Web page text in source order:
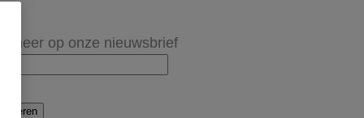
op onze nieuwsbrief